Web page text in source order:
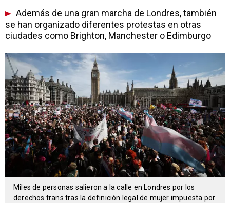
Además de una gran marcha de Londres, también
se han organizado diferentes protestas en otras
ciudades como Brighton, Manchester o Edimburgo
Miles de personas salieron a la calle en Londres por los
derechos trans tras la definición legal de mujer impuesta por